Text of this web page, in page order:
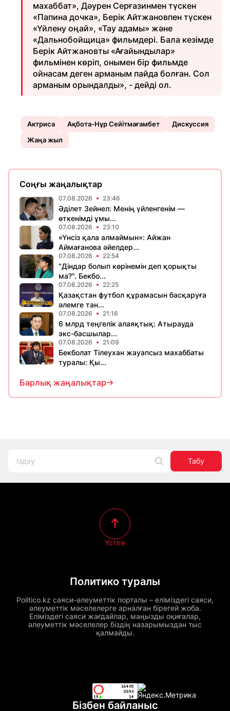
махаббат», Дәурен Серғазинмен түскен
«Папина дочка», Берік Айтжановпен түскен
«Үйлену оңай», «Тау адамы» және
«Дальнобойщица» фильмдері. Бала кезімде
Берік Айтжановты «Ағайындылар»
фильмінен көріп, онымен бір фильмде
ойнасам деген арманым пайда болған. Сол
арманым орындалды», - дейді ол.
Актриса Ақбота-Нұр Сейітмағамбет
Дискуссия
Жаңа жыл
Соңғы жаңалықтар
07.08.2026 23:46
Әділет Зейнел: Менің үйленгенім —
өткенімді ұмы...
07.08.2026 23:10
«Үнсіз қала алмаймын»: Айжан
Аймағанова әйелдер...
07.08.2026 22:54
"Діндар болып көрінемін деп қорықты
ма?". Бекбо...
07.08.2026 22:25
Қазақстан футбол құрамасын басқаруға
әлемге тан...
07.08.2026 21:16
6 млрд теңгелік алаяқтық: Атырауда
экс-басшылар...
07.08.2026 21:09
Бекболат Тілеухан жауапсыз махаббаты
туралы: Қы...
Барлық жаңалықтар
Табу
Политико туралы
Politico.kz саяси-әлеуметтік порталы – еліміздегі саяси,
әлеуметтік мәселелерге арналған бірегей жоба.
Еліміздегі саяси жағдайлар, маңызды оқиғалар,
әлеуметтік мәселелер біздің назарымыздан тыс
қалмайды.
Үстіге
Бізбен байланыс